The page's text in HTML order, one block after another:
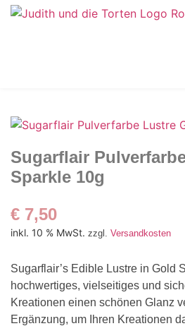
Sugarflair
Sparkle 10g
€ 7,50
inkl. 10 % MwSt. zzgl. Versandkosten
Sugarflair’s Edible Lustre in Gold
hochwertiges, vielseitiges und
Kreationen einen schönen Glanz
Ergänzung, um Ihren Kreationen